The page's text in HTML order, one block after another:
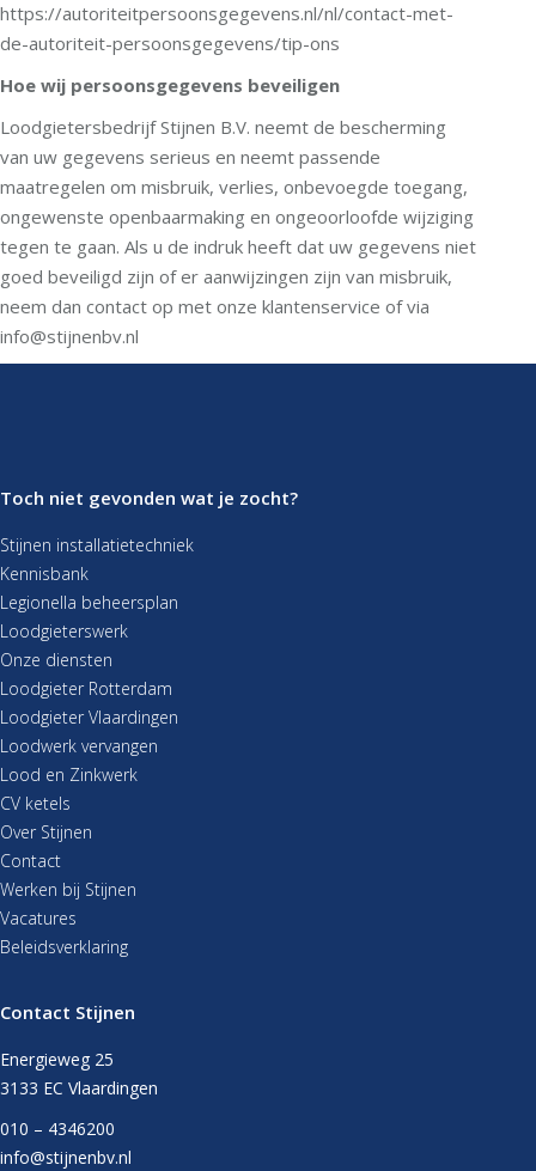
https://autoriteitpersoonsgegevens.nl/nl/contact-met-
de-autoriteit-persoonsgegevens/tip-ons
Hoe wij persoonsgegevens beveiligen
Loodgietersbedrijf Stijnen B.V. neemt de bescherming
van uw gegevens serieus en neemt passende
maatregelen om misbruik, verlies, onbevoegde toegang,
ongewenste openbaarmaking en ongeoorloofde wijziging
tegen te gaan. Als u de indruk heeft dat uw gegevens niet
goed beveiligd zijn of er aanwijzingen zijn van misbruik,
neem dan contact op met onze klantenservice of via
info@stijnenbv.nl
Toch niet gevonden wat je zocht?
Stijnen installatietechniek
Kennisbank
Legionella beheersplan
Loodgieterswerk
Onze diensten
Loodgieter Rotterdam
Loodgieter Vlaardingen
Loodwerk vervangen
Lood en Zinkwerk
CV ketels
Over Stijnen
Contact
Werken bij Stijnen
Vacatures
Beleidsverklaring
Contact Stijnen
Energieweg 25
3133 EC Vlaardingen
010 – 4346200
info@stijnenbv.nl